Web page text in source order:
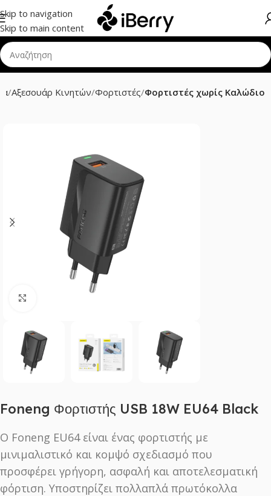
Skip to navigation
Skip to main content
Αξεσουάρ Κινητών Φορτιστές Φορτιστές χωρίς Καλώδιο
Foneng Φορτιστής USB 18W EU64 Black
Ο Foneng EU64 είναι ένας φορτιστής με
μινιμαλιστικό και κομψό σχεδιασμό που
προσφέρει γρήγορη, ασφαλή και αποτελεσματική
φόρτιση. Υποστηρίζει πολλαπλά πρωτόκολλα